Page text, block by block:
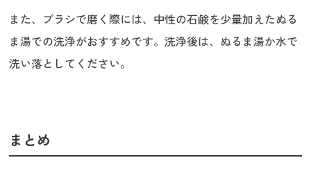
また、ブラシで磨く際には、中性の石鹸を少量加えたぬる
ま湯での洗浄がおすすめです。洗浄後は、ぬるま湯か水で
洗い落としてください。
まとめ